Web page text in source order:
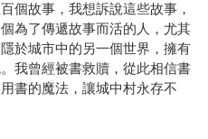
個故事，我想訴說這些故事，
為了傳遞故事而活的人，尤其
於城市中的另一個世界，擁有
我曾經被書救贖，從此相信書
書的魔法，讓城中村永存不